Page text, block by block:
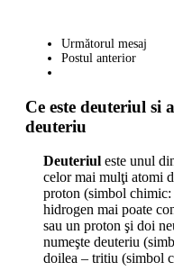
Următorul mesaj
Postul anterior
Ce este deuteriul si
deuteriu
Deuteriul este unul
celor mai mulţi atomi
proton (simbol
hidrogen mai poate
sau un proton şi doi
numeşte deuteriu
doilea – tritiu (simbol